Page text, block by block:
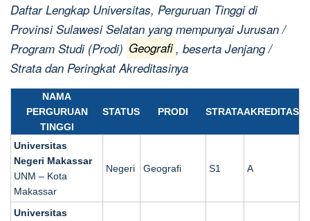
Daftar Lengkap Universitas, Perguruan Tinggi di
Provinsi Sulawesi Selatan yang mempunyai Jurusan /
Program Studi (Prodi) Geografi , beserta Jenjang /
Strata dan Peringkat Akreditasinya
NAMA
PERGURUAN
TINGGI
STATUS PRODI STRATAAKREDITAS
Universitas
Negeri Makassar
UNM – Kota
Makassar
Negeri Geografi S1 A
Universitas